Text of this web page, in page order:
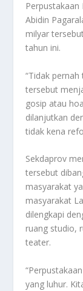
Perpustakaan
Abidin
milyar
tahun ini.
“Tidak
tersebut
gosip atau
dilanjutkan
tidak kena
Sekdaprov
tersebut
masyarakat
masyarakat
dilengkapi
ruang studio,
teater.
yang luhur.